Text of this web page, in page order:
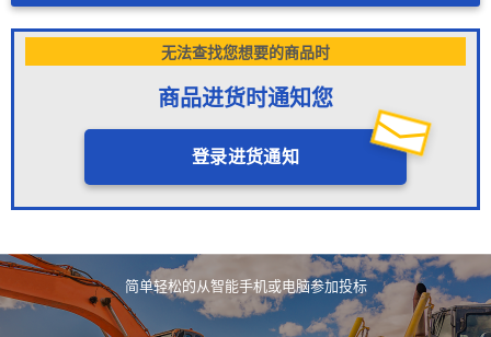
无法查找您想要的商品时
商品进货时通知您
登录进货通知
简单轻松的从智能手机或电脑参加投标